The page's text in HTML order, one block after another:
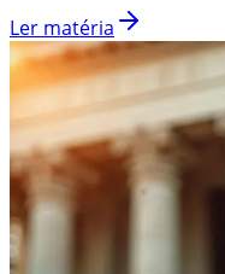
Ler matéria